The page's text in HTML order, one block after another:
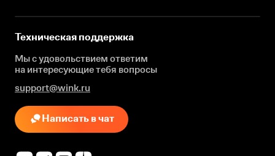
Техническая поддержка
Мы с удовольствием ответим
на интересующиетебя вопросы
support@wink.ru
Написать в чат